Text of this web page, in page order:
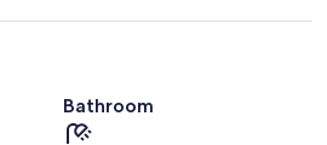
Bathroom